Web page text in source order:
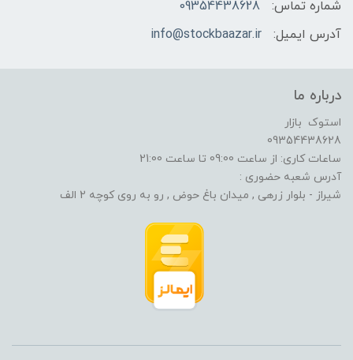
شماره تماس:
09354438628
آدرس ایمیل:
info@stockbaazar.ir
درباره ما
استوک بازار
09354438628
ساعات کاری: از ساعت 09:00 تا ساعت 21:00
آدرس شعبه حضوری :
شیراز - بلوار زرهی , میدان باغ حوض , رو به روی کوچه 2 الف